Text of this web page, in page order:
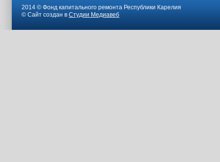
2014 © Фонд капитального ремонта Республики Карелия
© Сайт создан в Студии Медиавеб